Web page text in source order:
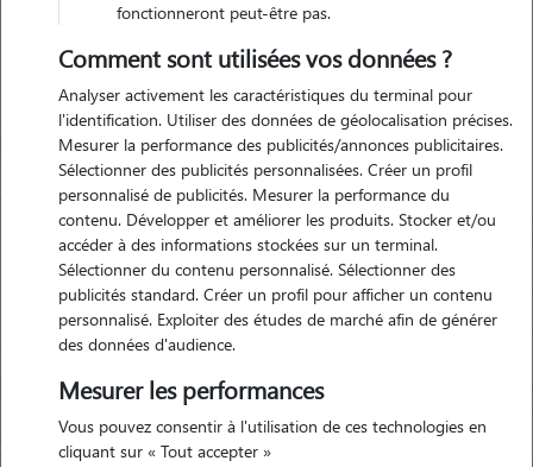
Merdrignac
par Clemence le 23-
avec sa famille, ses
me rassurer et apporter à
et les câlins dont elle
très contente aussi de
de temps en temps.
beaucoup !"
5/5
Garde d'animaux
(22230)
Avis déposé par
10-2024 09:25
" Franchement rien à redire,
entièrement satisfait de
prends le temps de donner
de notre loulou. On voit
animaux. Je recommande
5/5
Précédent Suivant
fonctionneront peut-être pas.
Comment sont utilisées vos données ?
Analyser activement les caractéristiques du terminal pour
l'identification. Utiliser des données de géolocalisation précises.
Mesurer la performance des publicités/annonces publicitaires.
Sélectionner des publicités personnalisées. Créer un profil
personnalisé de publicités. Mesurer la performance du
contenu. Développer et améliorer les produits. Stocker et/ou
accéder à des informations stockées sur un terminal.
Sélectionner du contenu personnalisé. Sélectionner des
publicités standard. Créer un profil pour afficher un contenu
personnalisé. Exploiter des études de marché afin de générer
des données d'audience.
Mesurer les performances
Vous pouvez consentir à l'utilisation de ces technologies en
cliquant sur « Tout accepter »